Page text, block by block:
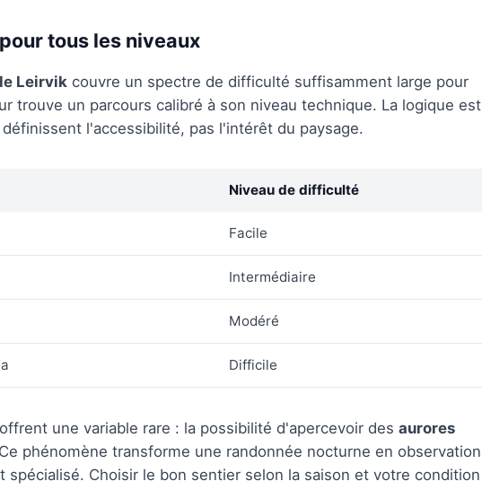
tous les niveaux
Leirvik couvre un spectre de difficulté suffisamment large pour
trouve un parcours calibré à son niveau technique. La logique est
l'accessibilité, pas l'intérêt du paysage.
Niveau de difficulté
Facile
Intermédiaire
Modéré
Difficile
une variable rare : la possibilité d'apercevoir des aurores
phénomène transforme une randonnée nocturne en observation
spécialisé. Choisir le bon sentier selon la saison et votre condition